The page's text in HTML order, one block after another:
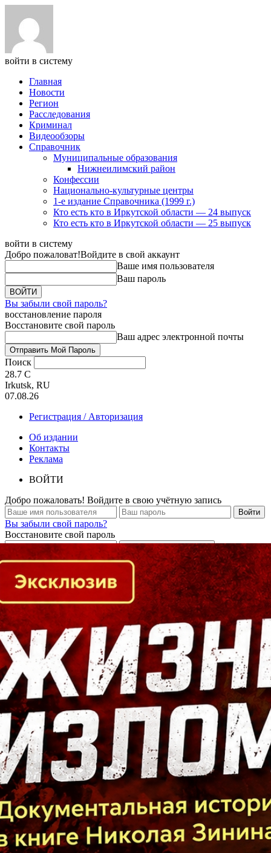
войти в систему
Главная
Новости
Регион
Расследования
Криминал
Видеообзоры
Справочник
Муниципальные образования
Нижнеилимский район
Конфессии
Национально-культурные центры
1-е издание Справочника (1999 г.)
Кто есть кто в Иркутской области — 24 выпуск
Кто есть кто в Иркутской области — 25 выпуск
войти в систему
Добро пожаловат!Войдите в свой аккаунт
Ваше имя пользователя
Ваш пароль
Вы забыли свой пароль?
восстановление пароля
Восстановите свой пароль
Ваш адрес электронной почты
Поиск
28.7 C
Irkutsk, RU
07.08.26
Регистрация / Авторизация
Об издании
Контакты
Реклама
ВОЙТИ
Добро пожаловать! Войдите в свою учётную запись
Вы забыли свой пароль?
Восстановите свой пароль
Кто есть кто в Байкальском регионе